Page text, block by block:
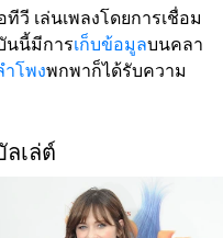
วี เล่นเพลงโดยการเชื่อม
นนี้มีการเก็บข้อมูลบนคลา
ำโพงพกพาก็ได้รับความ
ลเล่ต์